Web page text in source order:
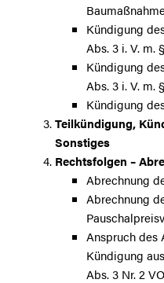
Kündigung
Abs. 3 i. V. m.
Kündigung
Abs. 3 i. V. m.
Kündigung
Teilkündigung,
Sonstiges
Rechtsfolgen –
Abrechnung
Abrechnung
Anspruch des
Kündigung
Abs. 3 Nr. 2